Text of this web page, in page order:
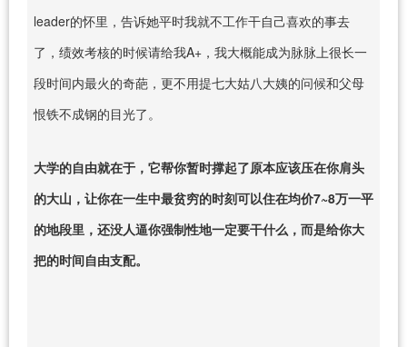
leader的怀里，告诉她平时我就不工作干自己喜欢的事去
了，绩效考核的时候请给我A+，我大概能成为脉脉上很长一
段时间内最火的奇葩，更不用提七大姑八大姨的问候和父母
恨铁不成钢的目光了。
大学的自由就在于，它帮你暂时撑起了原本应该压在你肩头
的大山，让你在一生中最贫穷的时刻可以住在均价7~8万一平
的地段里，还没人逼你强制性地一定要干什么，而是给你大
把的时间自由支配。